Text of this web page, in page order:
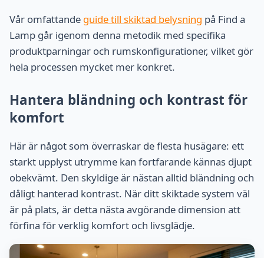
Vår omfattande guide till skiktad belysning på Find a
Lamp går igenom denna metodik med specifika
produktparningar och rumskonfigurationer, vilket gör
hela processen mycket mer konkret.
Hantera bländning och kontrast för
komfort
Här är något som överraskar de flesta husägare: ett
starkt upplyst utrymme kan fortfarande kännas djupt
obekvämt. Den skyldige är nästan alltid bländning och
dåligt hanterad kontrast. När ditt skiktade system väl
är på plats, är detta nästa avgörande dimension att
förfina för verklig komfort och livsglädje.